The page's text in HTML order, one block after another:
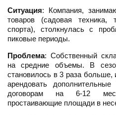
Ситуация: Компания,
товаров (садовая
спорта), столкнулась с
пиковые периоды.
Проблема: Собственный
на средние объемы. В
становилось в 3 раза
арендовать
договорам на 6-12
простаивающие площади в